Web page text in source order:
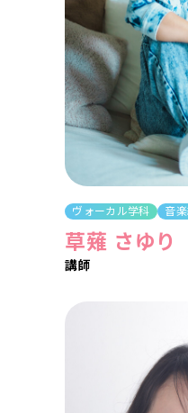
ヴォーカル学科 音
草薙 さゆり
講師